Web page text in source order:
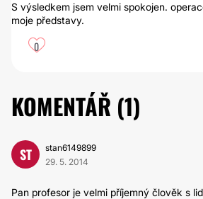
S výsledkem jsem velmi spokojen.
moje představy.
0
KOMENTÁŘ (1)
ST
stan6149899
29. 5. 2014
Pan profesor je velmi příjemný člověk s